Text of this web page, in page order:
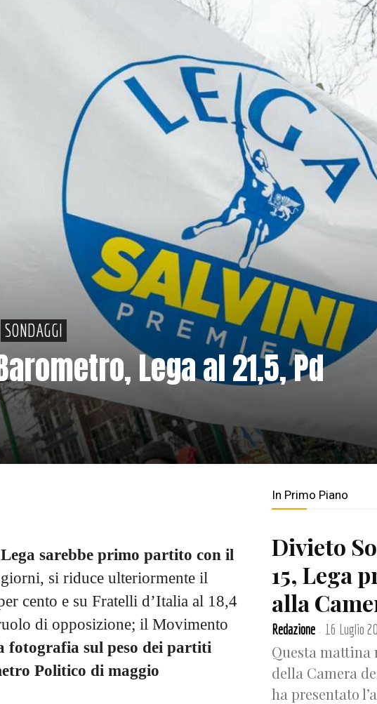
SONDAGGI
Lega al 21,5, Pd
sarebbe primo partito con il
si riduce ulteriormente il
cento e su Fratelli d’Italia al 18,4
di opposizione; il Movimento
fotografia sul peso dei partiti
Politico di maggio
In Primo Piano
Divieto
15, Lega
alla
Redazione - 16 Luglio
Questa mattina
della Camera
ha presentato